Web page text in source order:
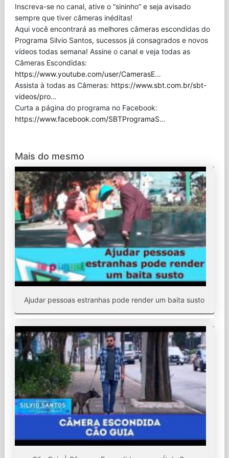
Inscreva-se no canal, ative o “sininho” e seja avisado
sempre que tiver câmeras inéditas!
Aqui você encontrará as melhores câmeras escondidas do
Programa Silvio Santos, sucessos já consagrados e novos
vídeos todas semana! Assine o canal e veja todas as
Câmeras Escondidas:
https://www.youtube.com/user/CamerasE…
Assista à todas as Câmeras: https://www.sbt.com.br/sbt-
videos/pro…
Curta a página do programa no Facebook:
https://www.facebook.com/SBTProgramaS…
Mais do mesmo
Ajudar pessoas estranhas pode render um baita susto